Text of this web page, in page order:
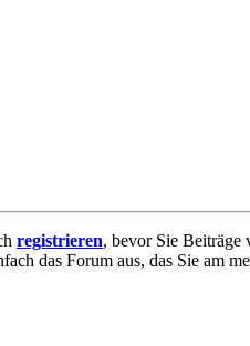
registrieren, bevor Sie Beiträge
das Forum aus, das Sie am